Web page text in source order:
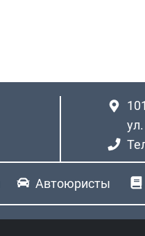
Автоюристы